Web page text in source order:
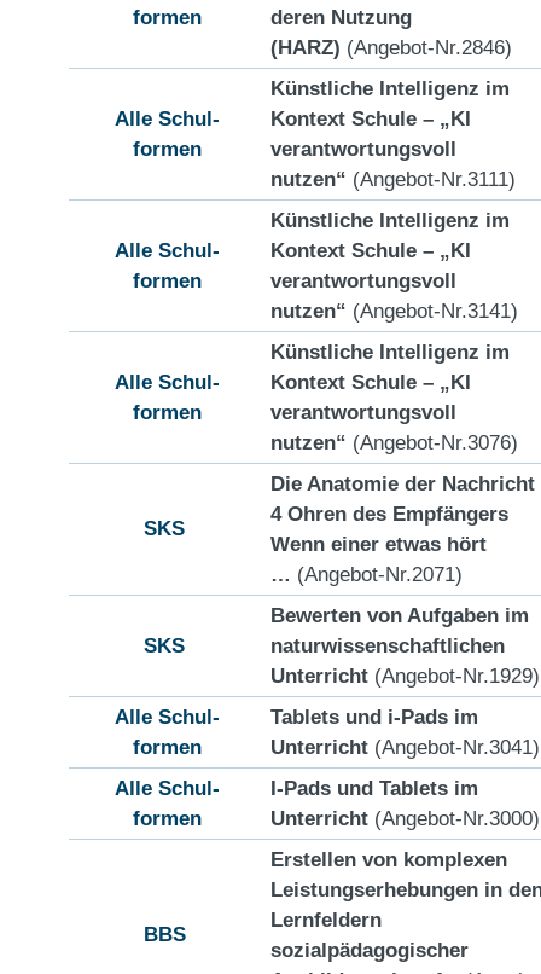
formen
deren Nutzung
(HARZ) (Angebot-Nr.2846)
Alle Schul-
formen
Künstliche Intelligenz im
Kontext Schule – „KI
verantwortungsvoll
nutzen“ (Angebot-Nr.3111)
Alle Schul-
formen
Künstliche Intelligenz im
Kontext Schule – „KI
verantwortungsvoll
nutzen“ (Angebot-Nr.3141)
Alle Schul-
formen
Künstliche Intelligenz im
Kontext Schule – „KI
verantwortungsvoll
nutzen“ (Angebot-Nr.3076)
SKS
Die Anatomie der Nachricht
4 Ohren des Empfängers
Wenn einer etwas hört
… (Angebot-Nr.2071)
SKS
Bewerten von Aufgaben im
naturwissenschaftlichen
Unterricht (Angebot-Nr.1929)
Alle Schul-
formen
Tablets und i-Pads im
Unterricht (Angebot-Nr.3041)
Alle Schul-
formen
I-Pads und Tablets im
Unterricht (Angebot-Nr.3000)
BBS
Erstellen von komplexen
Leistungserhebungen in
Lernfeldern
sozialpädagogischer